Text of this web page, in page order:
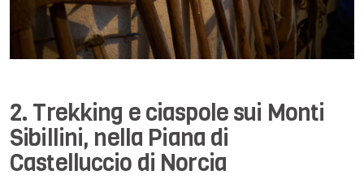
2. Trekking e ciaspole sui Monti
Sibillini, nella Piana di
Castelluccio di Norcia